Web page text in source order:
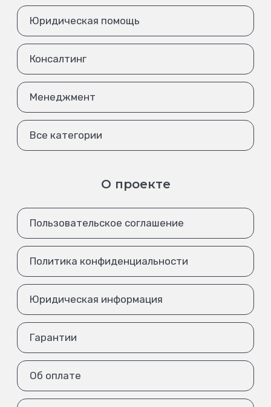
Юридическая помощь
Консалтинг
Менеджмент
Все категории
О проекте
Пользовательское соглашение
Политика конфиденциальности
Юридическая информация
Гарантии
Об оплате